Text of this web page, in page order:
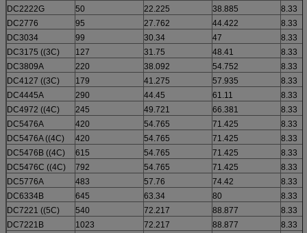
DC2222G
50 22.225 38.885
8.33
DC2776
95 27.762 44.422
8.33
DC3034
99 30.34 47
8.33
DC3175 ((3C)
127 31.75 48.41
8.33
DC3809A
220 38.092 54.752
8.33
DC4127 ((3C)
179 41.275 57.935
8.33
DC4445A
290 44.45 61.11
8.33
DC4972 ((4C)
245 49.721 66.381
8.33
DC5476A
420 54.765 71.425
8.33
DC5476A ((4C)
420 54.765 71.425
8.33
DC5476B ((4C)
615 54.765 71.425
8.33
DC5476C ((4C)
792 54.765 71.425
8.33
DC5776A
483 57.76 74.42
8.33
DC6334B
645 63.34 80
8.33
DC7221 ((5C)
540 72.217 88.877
8.33
DC7221B
1023 72.217 88.877
8.33